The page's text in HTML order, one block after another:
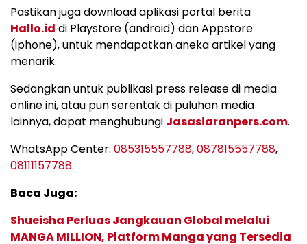
Pastikan juga download aplikasi portal berita
Hallo.id di Playstore (android) dan Appstore
(iphone), untuk mendapatkan aneka artikel yang
menarik.
Sedangkan untuk publikasi press release di media
online ini, atau pun serentak di puluhan media
lainnya, dapat menghubungi Jasasiaranpers.com.
WhatsApp Center: 085315557788,087815557788,
08111157788.
Baca Juga:
Shueisha Perluas Jangkauan Global melalui
MANGA MILLION, Platform Manga yang Tersedia